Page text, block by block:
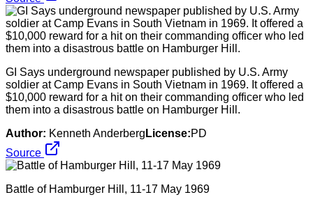
GI Says underground newspaper published by U.S. Army
soldier at Camp Evans in South Vietnam in 1969. It offered a
$10,000 reward for a hit on their commanding officer who led
them into a disastrous battle on Hamburger Hill.
Author: Kenneth Anderberg License:PD
Source
Battle of Hamburger Hill, 11-17 May 1969